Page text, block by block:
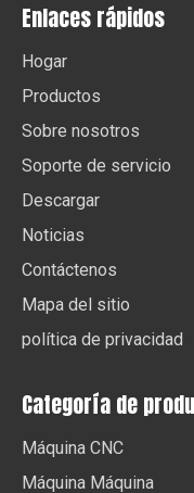
Enlaces rápidos
Hogar
Productos
Sobre nosotros
Soporte de servicio
Descargar
Noticias
Contáctenos
Mapa del sitio
política de privacidad
Categoría de
Máquina CNC
Máquina Máquina